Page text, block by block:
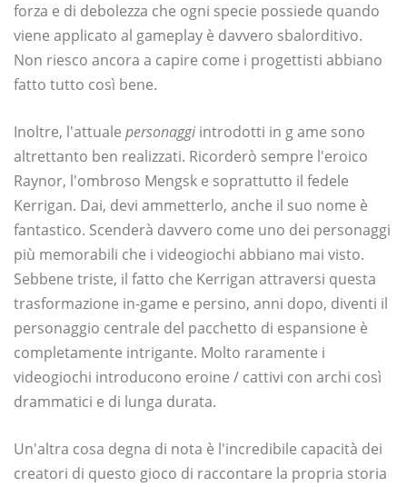
forza e di debolezza che ogni specie possiede quando
viene applicato al gameplay è davvero sbalorditivo.
Non riesco ancora a capire come i progettisti abbiano
fatto tutto così bene.
Inoltre, l'attuale personaggi introdotti in g ame sono
altrettanto ben realizzati. Ricorderò sempre l'eroico
Raynor, l'ombroso Mengsk e soprattutto il fedele
Kerrigan. Dai, devi ammetterlo, anche il suo nome è
fantastico. Scenderà davvero come uno dei personaggi
più memorabili che i videogiochi abbiano mai visto.
Sebbene triste, il fatto che Kerrigan attraversi questa
trasformazione in-game e persino, anni dopo, diventi il ​​
personaggio centrale del pacchetto di espansione è
completamente intrigante. Molto raramente i
videogiochi introducono eroine / cattivi con archi così
drammatici e di lunga durata.
Un'altra cosa degna di nota è l'incredibile capacità dei
creatori di questo gioco di raccontare la propria storia